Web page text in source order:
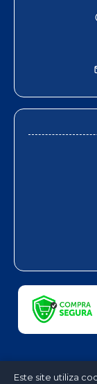
Este site utiliza